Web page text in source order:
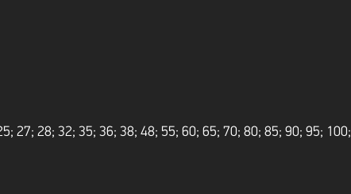
27; 28; 32; 35; 36; 38; 48; 55; 60; 65; 70; 80; 85; 90; 95; 100;